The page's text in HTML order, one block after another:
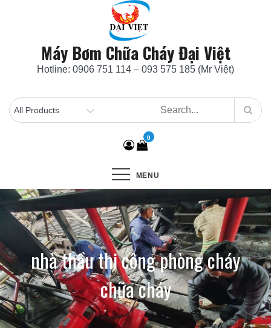
Máy Bơm Chữa Cháy Đại Việt
Hotline: 0906 751 114 – 093 575 185 (Mr Việt)
0
MENU
nhà thầu thi công phòng cháy
chữa cháy